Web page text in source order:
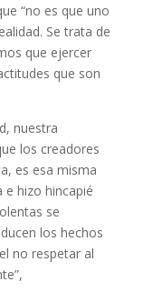
“no es que uno
Se trata de
que ejercer
que son
nuestra
los creadores
es esa misma
e hizo hincapié
se
los hechos
no respetar al